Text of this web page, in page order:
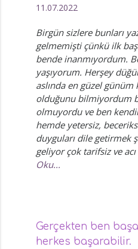
11.07.2022
Birgün sizlere bunları
gelmemişti çünkü ilk
bende inanmıyordum.
yaşıyorum. Herşey
aslında en güzel
olduğunu bilmiyordum
olmuyordu ve ben
hemde yetersiz,
duyguları dile getirmek
geliyor çok tarifsiz ve
Oku...
Gerçekten ben
herkes başarabilir.